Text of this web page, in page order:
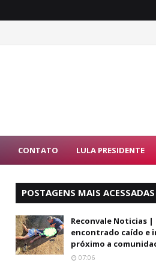
CONTATO LULA PRESIDENTE
POSTAGENS MAIS
Reconvale Noticias |
encontrado caído e
próximo a
07:06